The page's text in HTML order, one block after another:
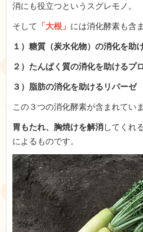
消にも役立つというスグレモノ。
そして 「大根」 には消化酵素も含
１）糖質（炭水化物）の消化を助
２）たんぱく質の消化を助けるプ
３）脂肪の消化を助けるリパーゼ
この３つの消化酵素が含まれていま
胃もたれ、胸焼けを解消してくれ
によるものです。